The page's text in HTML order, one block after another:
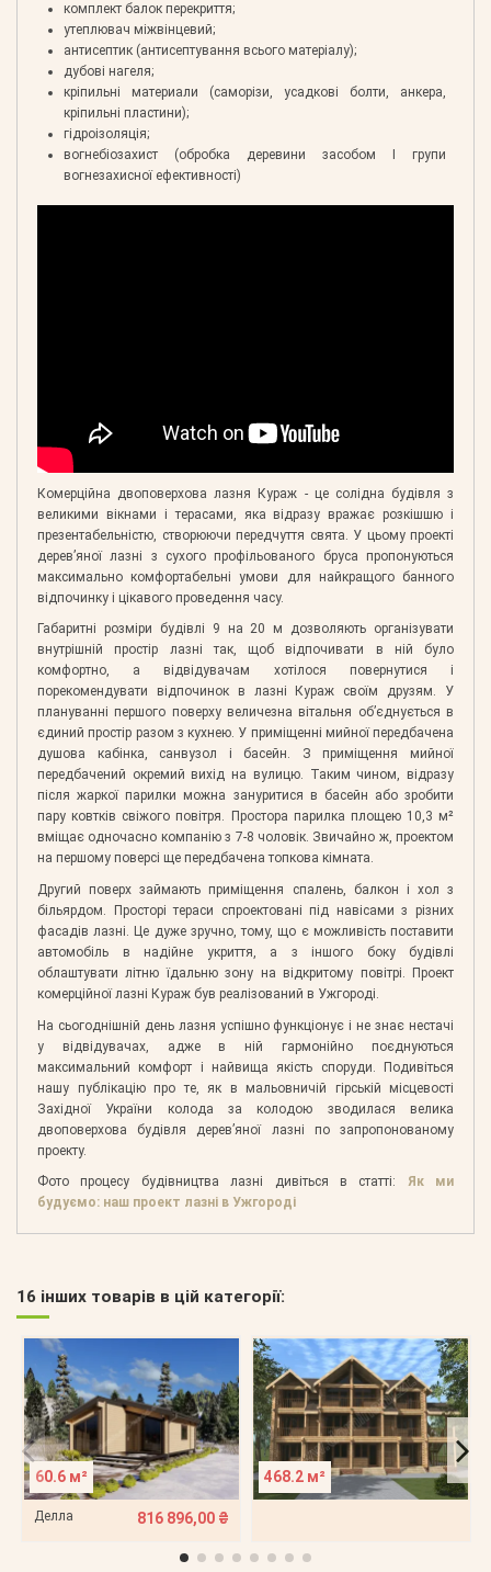
комплект балок перекриття;
утеплювач міжвінцевий;
антисептик (антисептування всього матеріалу);
дубові нагеля;
кріпильні материали (саморізи, усадкові болти, анкера,
кріпильні пластини);
гідроізоляція;
вогнебіозахист (обробка деревини засобом І групи
вогнезахисної ефективності)
Комерційна двоповерхова лазня Кураж - це солідна будівля з
великими вікнами і терасами, яка відразу вражає розкішшю і
презентабельністю, створюючи передчуття свята. У цьому проекті
дерев’яної лазні з сухого профільованого бруса пропонуються
максимально комфортабельні умови для найкращого банного
відпочинку і цікавого проведення часу.
Габаритні розміри будівлі 9 на 20 м дозволяють організувати
внутрішній простір лазні так, щоб відпочивати в ній було
комфортно, а відвідувачам хотілося повернутися і
порекомендувати відпочинок в лазні Кураж своїм друзям. У
плануванні першого поверху величезна вітальня об’єднується в
єдиний простір разом з кухнею. У приміщенні мийної передбачена
душова кабінка, санвузол і басейн. З приміщення мийної
передбачений окремий вихід на вулицю. Таким чином, відразу
після жаркої парилки можна зануритися в басейн або зробити
пару ковтків свіжого повітря. Простора парилка площею 10,3 м²
вміщає одночасно компанію з 7-8 чоловік. Звичайно ж, проектом
на першому поверсі ще передбачена топкова кімната.
Другий поверх займають приміщення спалень, балкон і хол з
більярдом. Просторі тераси спроектовані під навісами з різних
фасадів лазні. Це дуже зручно, тому, що є можливість поставити
автомобіль в надійне укриття, а з іншого боку будівлі
облаштувати літню їдальню зону на відкритому повітрі. Проект
комерційної лазні Кураж був реалізований в Ужгороді.
На сьогоднішній день лазня успішно функціонує і не знає нестачі
у відвідувачах, адже в ній гармонійно поєднуються
максимальний комфорт і найвища якість споруди. Подивіться
нашу публікацію про те, як в мальовничій гірській місцевості
Західної України колода за колодою зводилася велика
двоповерхова будівля дерев’яної лазні по запропонованому
проекту.
Фото процесу будівництва лазні дивіться в статті: Як ми
будуємо: наш проект лазні в Ужгороді
16 інших товарів в цій категорії:
60.6 м²
Делла 816 896,00 ₴
468.2 м²